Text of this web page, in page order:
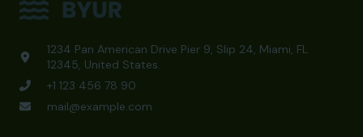
1234 Pan American Drive Pier 9, Slip 24, Miami, FL
12345, United States.
+1 123 456 78 90
mail@example.com